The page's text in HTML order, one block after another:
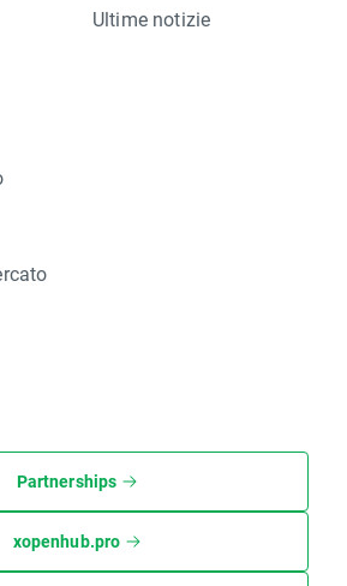
Ultime notizie
Partnerships
xopenhub.pro